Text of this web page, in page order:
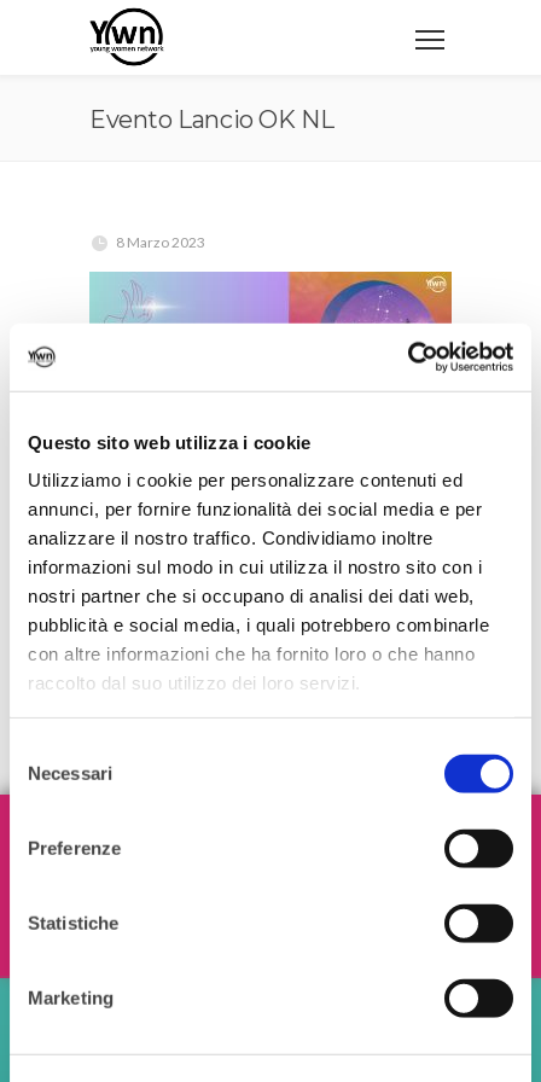
Questo sito web utilizza i cookie
Utilizziamo i cookie per personalizzare contenuti ed
annunci, per fornire funzionalità dei social media e per
analizzare il nostro traffico. Condividiamo inoltre
informazioni sul modo in cui utilizza il nostro sito con i
nostri partner che si occupano di analisi dei dati web,
pubblicità e social media, i quali potrebbero combinarle
con altre informazioni che ha fornito loro o che hanno
raccolto dal suo utilizzo dei loro servizi.
delNecessari
Preferenze
Statistiche
Marketing
Evento Lancio OK NL
8 Marzo 2023